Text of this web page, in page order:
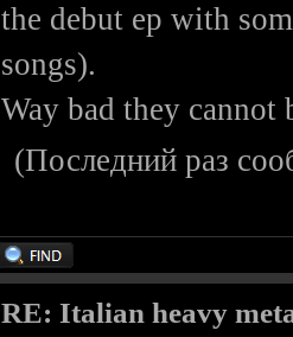
the debut ep with
songs).
Way bad they cannot
(Последний раз
RE: Italian heavy